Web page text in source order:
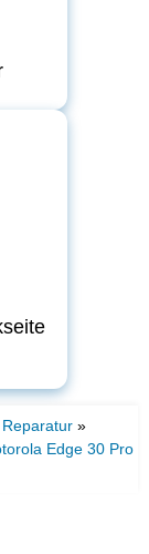
»
Edge 30 Pro